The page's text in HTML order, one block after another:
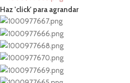
Haz 'click' para agrandar